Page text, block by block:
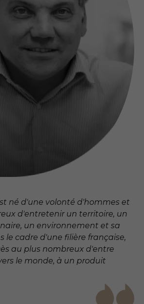
né d'une volonté d'hommes et
d'entretenir un territoire, un
un environnement et sa
le cadre d'une filière française,
au plus nombreux d'entre
le monde, à un produit